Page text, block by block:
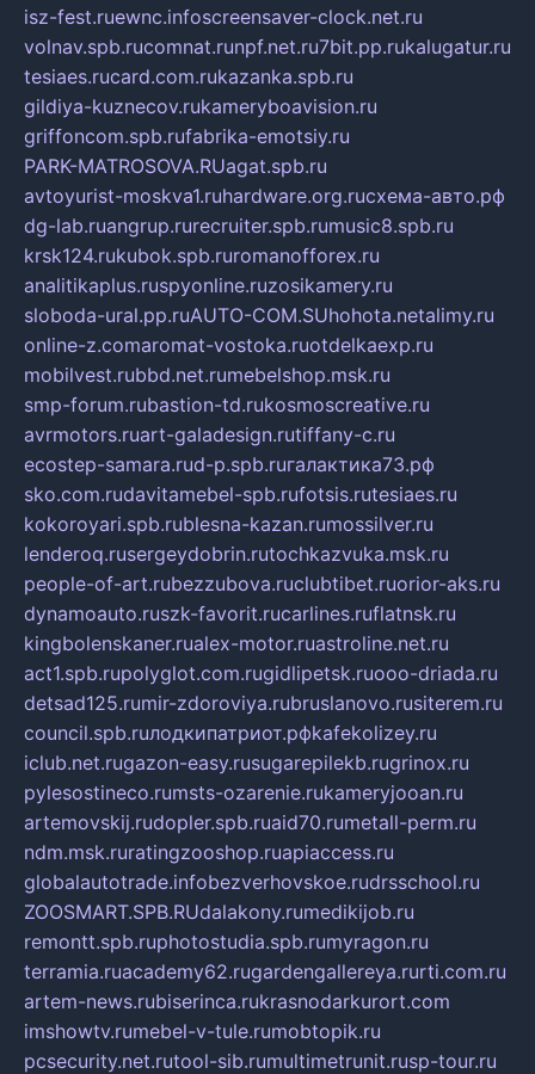
isz-fest.ruewnc.infoscreensaver-clock.net.ru
volnav.spb.rucomnat.runpf.net.ru7bit.pp.rukalugatur.ru
tesiaes.rucard.com.rukazanka.spb.ru
gildiya-kuznecov.rukameryboavision.ru
griffoncom.spb.rufabrika-emotsiy.ru
PARK-MATROSOVA.RUagat.spb.ru
avtoyurist-moskva1.ruhardware.org.ruсхема-авто.рф
dg-lab.ruangrup.rurecruiter.spb.rumusic8.spb.ru
krsk124.rukubok.spb.ruromanofforex.ru
analitikaplus.ruspyonline.ruzosikamery.ru
sloboda-ural.pp.ruAUTO-COM.SUhohota.netalimy.ru
online-z.comaromat-vostoka.ruotdelkaexp.ru
mobilvest.rubbd.net.rumebelshop.msk.ru
smp-forum.rubastion-td.rukosmoscreative.ru
avrmotors.ruart-galadesign.rutiffany-c.ru
ecostep-samara.rud-p.spb.ruгалактика73.рф
sko.com.rudavitamebel-spb.rufotsis.rutesiaes.ru
kokoroyari.spb.rublesna-kazan.rumossilver.ru
lenderoq.rusergeydobrin.rutochkazvuka.msk.ru
people-of-art.rubezzubova.ruclubtibet.ruorior-aks.ru
dynamoauto.ruszk-favorit.rucarlines.ruflatnsk.ru
kingbolenskaner.rualex-motor.ruastroline.net.ru
act1.spb.rupolyglot.com.rugidlipetsk.ruooo-driada.ru
detsad125.rumir-zdoroviya.rubruslanovo.rusiterem.ru
council.spb.ruлодкипатриот.рфkafekolizey.ru
iclub.net.rugazon-easy.rusugarepilekb.rugrinox.ru
pylesostineco.rumsts-ozarenie.rukameryjooan.ru
artemovskij.rudopler.spb.ruaid70.rumetall-perm.ru
ndm.msk.ruratingzooshop.ruapiaccess.ru
globalautotrade.infobezverhovskoe.rudrsschool.ru
ZOOSMART.SPB.RUdalakony.rumedikijob.ru
remontt.spb.ruphotostudia.spb.rumyragon.ru
terramia.ruacademy62.rugardengallereya.rurti.com.ru
artem-news.rubiserinca.rukrasnodarkurort.com
imshowtv.rumebel-v-tule.rumobtopik.ru
pcsecurity.net.rutool-sib.rumultimetrunit.rusp-tour.ru